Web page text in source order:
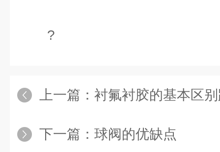
?
上一篇： 衬氟衬胶的基本区别跟概
下一篇： 球阀的优缺点